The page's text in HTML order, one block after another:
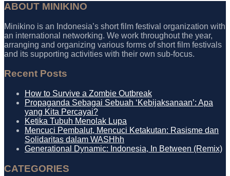
ABOUT MINIKINO
Minikino is an Indonesia’s short film festival organization with
an international networking. We work throughout the year,
arranging and organizing various forms of short film festivals
and its supporting activities with their own sub-focus.
Recent Posts
How to Survive a Zombie Outbreak
Propaganda Sebagai Sebuah ‘Kebijaksanaan’: Apa
yang Kita Percayai?
Ketika Tubuh Menolak Lupa
Mencuci Pembalut, Mencuci Ketakutan: Rasisme dan
Solidaritas dalam WASHhh
Generational Dynamic: Indonesia, In Between (Remix)
CATEGORIES